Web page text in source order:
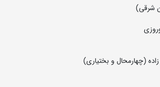
(چهارمحال و بختیاری)